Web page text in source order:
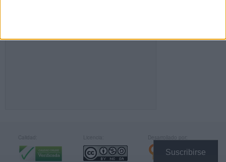
Suscribirse